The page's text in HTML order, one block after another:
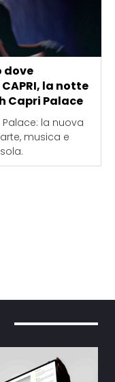
dove
la notte
Capri Palace
la nuova
musica e